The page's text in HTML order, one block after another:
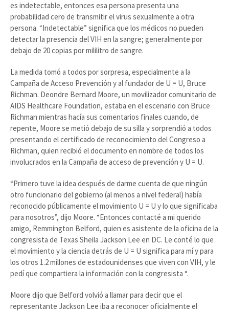
es indetectable, entonces esa persona presenta una
probabilidad cero de transmitir el virus sexualmente a otra
persona. “Indetectable” significa que los médicos no pueden
detectar la presencia del VIH en la sangre; generalmente por
debajo de 20 copias por mililitro de sangre.
La medida tomó a todos por sorpresa, especialmente a la
Campaña de Acceso Prevención y al fundador de U = U, Bruce
Richman. Deondre Bernard Moore, un movilizador comunitario de
AIDS Healthcare Foundation, estaba en el escenario con Bruce
Richman mientras hacía sus comentarios finales cuando, de
repente, Moore se metió debajo de su silla y sorprendió a todos
presentando el certificado de reconocimiento del Congreso a
Richman, quien recibió el documento en nombre de todos los
involucrados en la Campaña de acceso de prevención y U = U.
“Primero tuve la idea después de darme cuenta de que ningún
otro funcionario del gobierno (al menos a nivel federal) había
reconocido públicamente el movimiento U = U y lo que significaba
para nosotros”, dijo Moore. “Entonces contacté a mi querido
amigo, Remmington Belford, quien es asistente de la oficina de la
congresista de Texas Sheila Jackson Lee en DC. Le conté lo que
el movimiento y la ciencia detrás de U = U significa para mí y para
los otros 1.2 millones de estadounidenses que viven con VIH, y le
pedí que compartiera la información con la congresista “.
Moore dijo que Belford volvió a llamar para decir que el
representante Jackson Lee iba a reconocer oficialmente el